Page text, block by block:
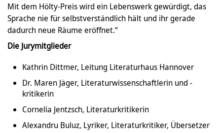
Mit dem Hölty-Preis wird ein Lebenswerk gewürdigt, das
Sprache nie für selbstverständlich hält und ihr gerade
dadurch neue Räume eröffnet.“
Die Jurymitglieder
Kathrin Dittmer, Leitung Literaturhaus Hannover
Dr. Maren Jäger, Literaturwissenschaftlerin und -
kritikerin
Cornelia Jentzsch, Literaturkritikerin
Alexandru Buluz, Lyriker, Literaturkritiker, Übersetzer